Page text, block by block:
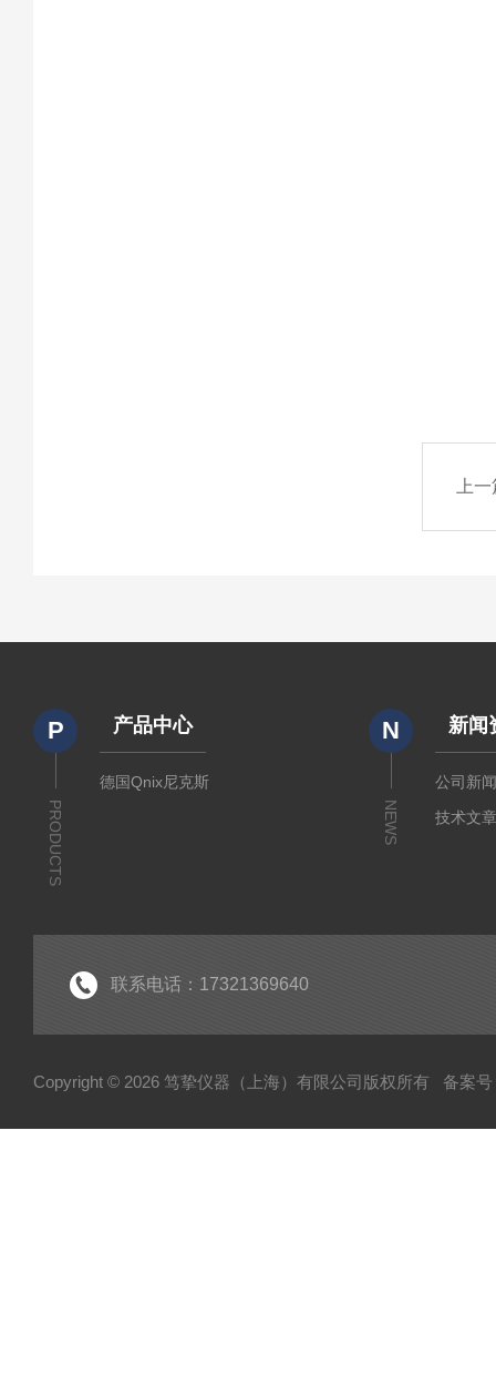
上
P
PRODUCTS
产品中心
德国Qnix尼克斯
N
NEWS
新闻
公司新
技术文
联系电话：17321369640
Copyright © 2026 笃挚仪器（上海）有限公司版权所有 备案号